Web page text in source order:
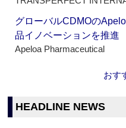
グローバルCDMOの
品イノベーションを推進
Apeloa Pharmaceutical
おす
HEADLINE NEWS